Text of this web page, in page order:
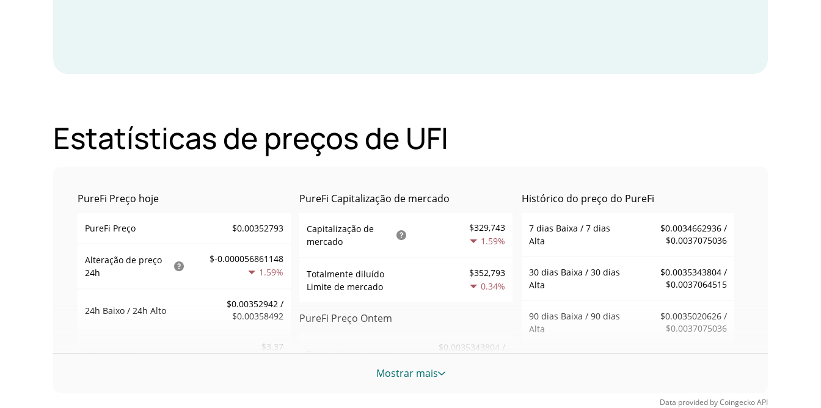
Estatísticas de preços de UFI
PureFi Preço hoje
PureFi Preço $0.00352793
Alteração de preço
24h
$-0.000056861148
1.59%
24h Baixo / 24h Alto
$0.00352942 /
$0.00358492
Volume24h
$3.37
PureFi Capitalização de mercado
Capitalização de
mercado
$329,743
1.59%
Totalmente diluído
Limite de mercado
$352,793
0.34%
PureFi Preço Ontem
Baixa / Alta de ontem
$0.0035343804 /
Histórico do preço do PureFi
7 dias Baixa / 7 dias
Alta
$0.0034662936 /
$0.0037075036
30 dias Baixa / 30 dias
Alta
$0.0035343804 /
$0.0037064515
90 dias Baixa / 90 dias
Alta
$0.0035020626 /
$0.0037075036
Mostrar mais
Data provided byCoingeckoAPI